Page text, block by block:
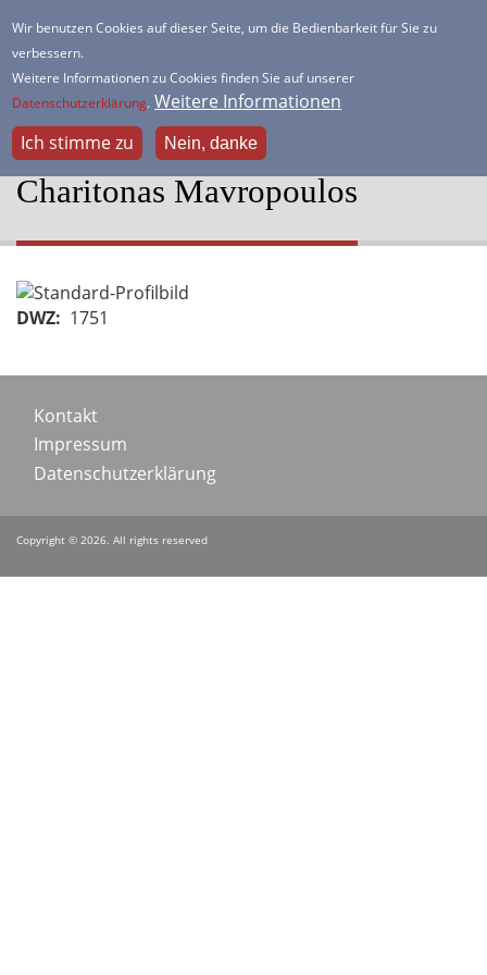
Wir benutzen Cookies auf dieser Seite, um die Bedienbarkeit für Sie zu
verbessern.
Weitere Informationen zu Cookies finden Sie auf unserer
Datenschutzerklärung. Weitere Informationen
Ich stimme zu
Nein, danke
zum
Inhalt
Dein freundlicher Schachverein
Charitonas Mavropoulos
Portraitbild
DWZ
1751
Footer
menu
Kontakt
Impressum
Datenschutzerklärung
Copyright © 2026. All rights reserved